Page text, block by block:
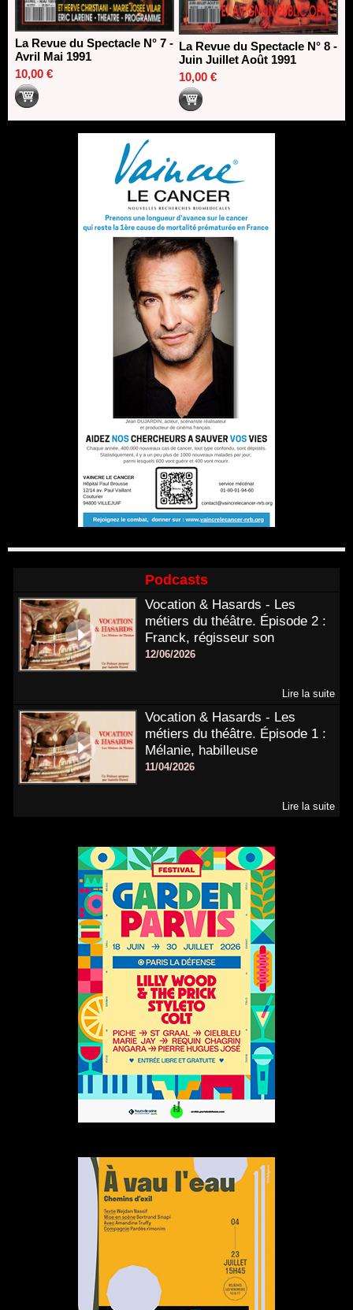
La Revue du Spectacle N° 7 -
Avril Mai 1991
10,00 €
La Revue du Spectacle N° 8 -
Juin Juillet Août 1991
10,00 €
Podcasts
Vocation & Hasards - Les
métiers du théâtre. Épisode 2 :
Franck, régisseur son
12/06/2026
Lire la suite
Vocation & Hasards - Les
métiers du théâtre. Épisode 1 :
Mélanie, habilleuse
11/04/2026
Lire la suite